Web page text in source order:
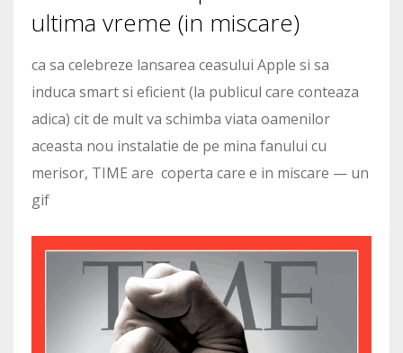
ultima vreme (in miscare)
ca sa celebreze lansarea ceasului Apple si sa
induca smart si eficient (la publicul care conteaza
adica) cit de mult va schimba viata oamenilor
aceasta nou instalatie de pe mina fanului cu
merisor, TIME are coperta care e in miscare — un
gif